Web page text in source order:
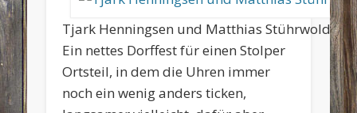
Tjark Henningsen und Matthias Stührwoldt
Ein nettes Dorffest für einen Stolper
Ortsteil, in dem die Uhren immer
noch ein wenig anders ticken,